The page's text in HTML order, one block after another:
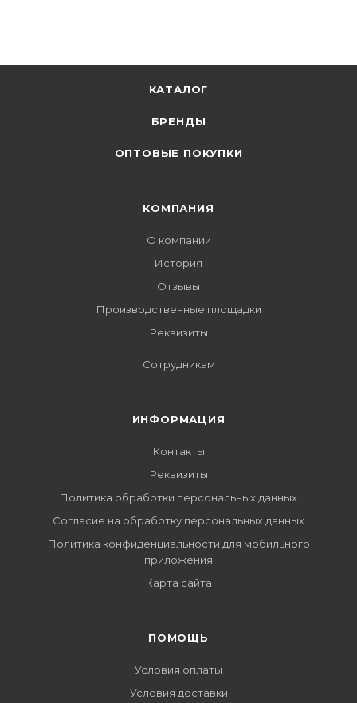
КАТАЛОГ
БРЕНДЫ
ОПТОВЫЕ ПОКУПКИ
КОМПАНИЯ
О компании
История
Отзывы
Производственные площадки
Реквизиты
Сотрудникам
ИНФОРМАЦИЯ
Контакты
Реквизиты
Политика обработки персональных данных
Согласие на обработку персональных данных
Политика конфиденциальности для мобильного
приложения
Карта сайта
ПОМОЩЬ
Условия оплаты
Условия доставки